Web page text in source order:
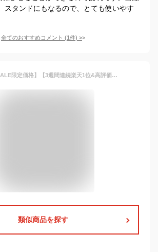
スタンドにもなるので、とても使いやす
全てのおすすめコメント (1件) >
【スーパーSALE限定価格】【3週間連続楽天1位&高評価】自撮り棒 7段階伸縮 100cmまで伸びる 長い 三脚 セルカ棒 360×120度回転 ズーム機能 分離式 リモコン付き Bluetooth 三脚付き シャッター 1台3役 軽量 コンパクト iphone/Android対応
類似商品を探す